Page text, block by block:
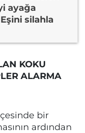
ayağa
Eşini silahla
KOKU
ALARMA
bir
ardından